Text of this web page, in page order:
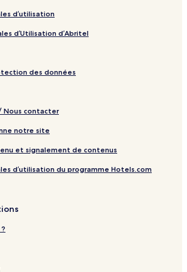
d’utilisation
d’Utilisation d’Abritel
des données
Nous contacter
notre site
et signalement de contenus
d’utilisation du programme Hotels.com